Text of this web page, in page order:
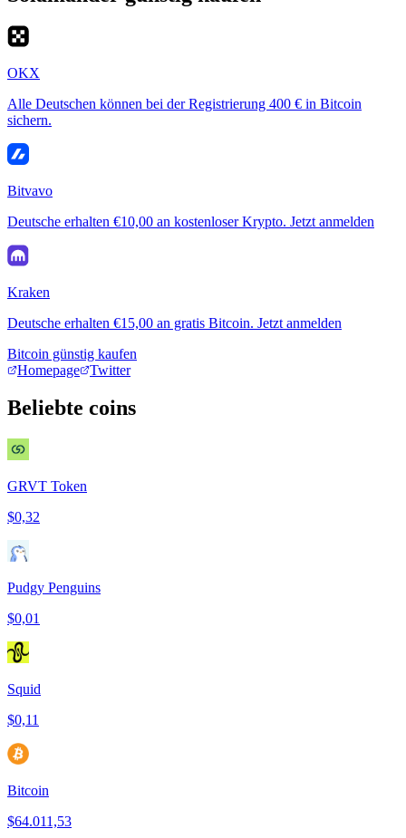
OKX
Alle Deutschen können bei der Registrierung 400 € in Bitcoin
sichern.
Bitvavo
Deutsche erhalten €10,00 an kostenloser Krypto. Jetzt anmelden
Kraken
Deutsche erhalten €15,00 an gratis Bitcoin. Jetzt anmelden
Bitcoin günstig kaufen
Homepage
Twitter
Beliebte coins
GRVT Token
$0,32
Pudgy Penguins
$0,01
Squid
$0,11
Bitcoin
$64.011,53